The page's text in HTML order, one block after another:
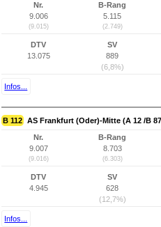
Nr.
9.006
(9.015)
B-Rang
5.115
(2.749)
DTV
13.075
SV
889
(6,8%)
Infos...
B 112 AS Frankfurt (Oder)-Mitte (A 12 /B
Nr.
9.007
(9.016)
B-Rang
8.703
(6.303)
DTV
4.945
SV
628
(12,7%)
Infos...